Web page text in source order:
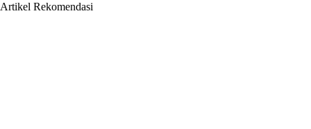
Artikel Rekomendasi